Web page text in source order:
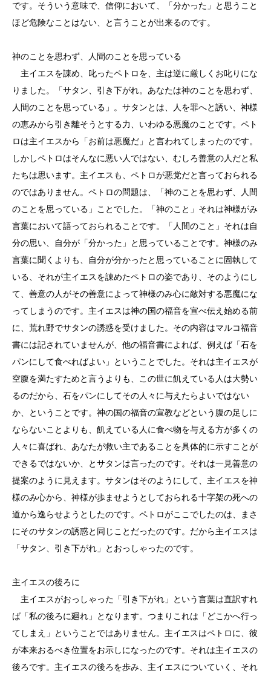
です。そういう意味で、信仰において、「分かった」と思うこと
ほど危険なことはない、と言うことが出来るのです。
神のことを思わず、人間のことを思っている
主イエスを諌め、叱ったペトロを、主は逆に厳しくお叱りにな
りました。「サタン、引き下がれ。あなたは神のことを思わず、
人間のことを思っている」。サタンとは、人を罪へと誘い、神様
の恵みから引き離そうとする力、いわゆる悪魔のことです。ペト
ロは主イエスから「お前は悪魔だ」と言われてしまったのです。
しかしペトロはそんなに悪い人ではない、むしろ善意の人だと私
たちは思います。主イエスも、ペトロが悪党だと言っておられる
のではありません。ペトロの問題は、「神のことを思わず、人間
のことを思っている」ことでした。「神のこと」それは神様がみ
言葉において語っておられることです。「人間のこと」それは自
分の思い、自分が「分かった」と思っていることです。神様のみ
言葉に聞くよりも、自分が分かったと思っていることに固執して
いる、それが主イエスを諌めたペトロの姿であり、そのようにし
て、善意の人がその善意によって神様のみ心に敵対する悪魔にな
ってしまうのです。主イエスは神の国の福音を宣べ伝え始める前
に、荒れ野でサタンの誘惑を受けました。その内容はマルコ福音
書には記されていませんが、他の福音書によれば、例えば「石を
パンにして食べればよい」ということでした。それは主イエスが
空腹を満たすためと言うよりも、この世に飢えている人は大勢い
るのだから、石をパンにしてその人々に与えたらよいではない
か、ということです。神の国の福音の宣教などという腹の足しに
ならないことよりも、飢えている人に食べ物を与える方が多くの
人々に喜ばれ、あなたが救い主であることを具体的に示すことが
できるではないか、とサタンは言ったのです。それは一見善意の
提案のように見えます。サタンはそのようにして、主イエスを神
様のみ心から、神様が歩ませようとしておられる十字架の死への
道から逸らせようとしたのです。ペトロがここでしたのは、まさ
にそのサタンの誘惑と同じことだったのです。だから主イエスは
「サタン、引き下がれ」とおっしゃったのです。
主イエスの後ろに
主イエスがおっしゃった「引き下がれ」という言葉は直訳すれ
ば「私の後ろに廻れ」となります。つまりこれは「どこかへ行っ
てしまえ」ということではありません。主イエスはペトロに、彼
が本来おるべき位置をお示しになったのです。それは主イエスの
後ろです。主イエスの後ろを歩み、主イエスについていく、それ